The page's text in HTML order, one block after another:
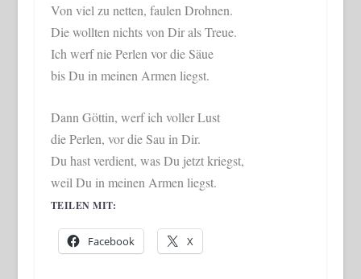
Von viel zu netten, faulen Drohnen.
Die wollten nichts von Dir als Treue.
Ich werf nie Perlen vor die Säue
bis Du in meinen Armen liegst.
Dann Göttin, werf ich voller Lust
die Perlen, vor die Sau in Dir.
Du hast verdient, was Du jetzt kriegst,
weil Du in meinen Armen liegst.
TEILEN MIT:
Facebook X